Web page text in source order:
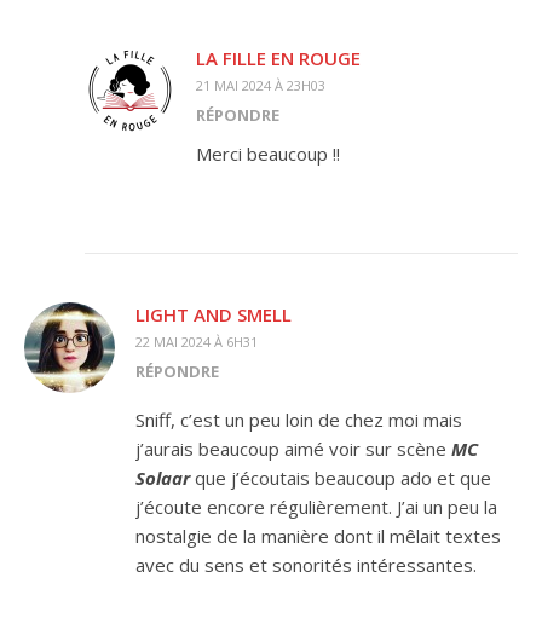
LA FILLE EN ROUGE
21 MAI 2024 À 23H03
RÉPONDRE
Merci beaucoup !!
LIGHT AND SMELL
22 MAI 2024 À 6H31
RÉPONDRE
Sniff, c’est un peu loin de chez moi mais
j’aurais beaucoup aimé voir sur scène MC
Solaarque j’écoutais beaucoup ado et que
j’écoute encore régulièrement. J’ai un peu la
nostalgie de la manière dont il mêlait textes
avec du sens et sonorités intéressantes.